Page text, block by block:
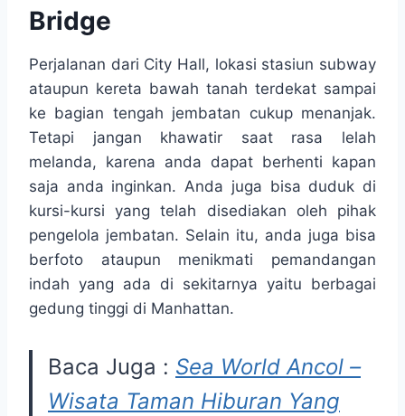
Bridge
Perjalanan dari City Hall, lokasi stasiun subway
ataupun kereta bawah tanah terdekat sampai
ke bagian tengah jembatan cukup menanjak.
Tetapi jangan khawatir saat rasa lelah
melanda, karena anda dapat berhenti kapan
saja anda inginkan. Anda juga bisa duduk di
kursi-kursi yang telah disediakan oleh pihak
pengelola jembatan. Selain itu, anda juga bisa
berfoto ataupun menikmati pemandangan
indah yang ada di sekitarnya yaitu berbagai
gedung tinggi di Manhattan.
Baca Juga : Sea World Ancol –
Wisata Taman Hiburan Yang